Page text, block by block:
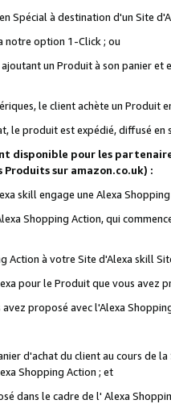
Spécial à destination d'un Site
option 1-Click ; ou
un Produit à son panier et
le client achète un Produit
le produit est expédié, diffusé
disponible pour les
sur amazon.co.uk) :
skill engage une Alexa
Shopping Action, qui
Action à votre Site d'Alexa skill
pour le Produit que vous avez
proposé avec l'Alexa
d'achat du client au cours de
Shopping Action ; et
dans le cadre de l' Alexa